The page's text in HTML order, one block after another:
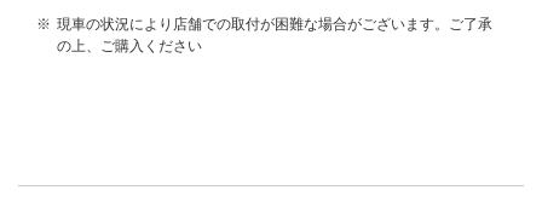
※ 現車の状況により店舗での取付が困難な場合がございます。ご了承
の上、ご購入ください